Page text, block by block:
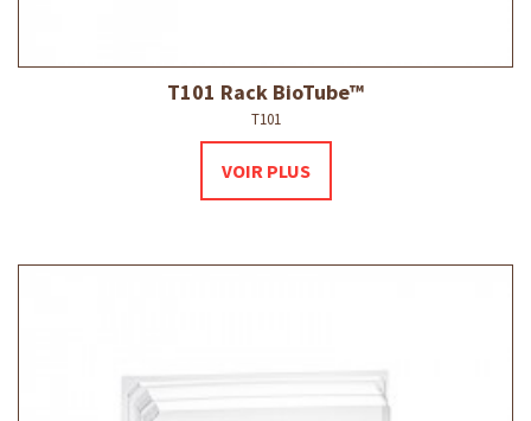
T101 Rack BioTube™
T101
VOIR PLUS